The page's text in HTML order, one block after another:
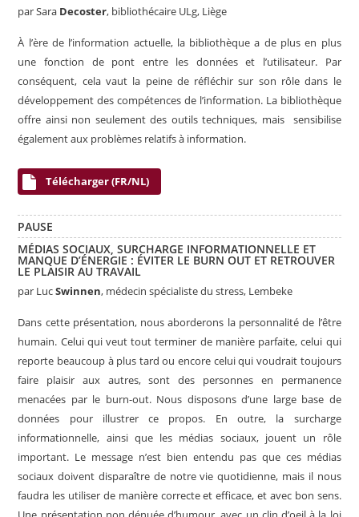
parSara Decoster, bibliothécaire ULg, Liège
À l’ère de l’information actuelle, la bibliothèque a de plus en plus
une fonction de pont entre les données et l’utilisateur. Par
conséquent, cela vaut la peine de réfléchir sur son rôle dans le
développement des compétences de l’information. La bibliothèque
offre ainsi non seulement des outils techniques, mais
sensibilise
égalementaux problèmes relatifs à information.
Télécharger (FR/NL)
PAUSE
MÉDIAS SOCIAUX, SURCHARGE INFORMATIONNELLE ET
MANQUE D’ÉNERGIE : ÉVITER LE BURN OUT ET RETROUVER
LE PLAISIR AU TRAVAIL
par LucSwinnen, médecin spécialiste du stress, Lembeke
Dans cette présentation, nous aborderons la personnalité de l’être
humain. Celui qui veut tout terminer de manière parfaite, celui qui
reporte beaucoup à plus tard ou encore celui qui voudrait toujours
faire plaisir aux autres, sont des personnes en permanence
menacées par le burn-out. Nous disposons d’une large base de
données pour illustrer ce propos. En outre, la surcharge
informationnelle, ainsi que les médias sociaux, jouent un rôle
important. Le message n’est bien entendu pas que ces médias
sociaux doivent disparaître de notre vie quotidienne, mais il nous
faudra les utiliser de manière correcte et efficace, et avec bon sens.